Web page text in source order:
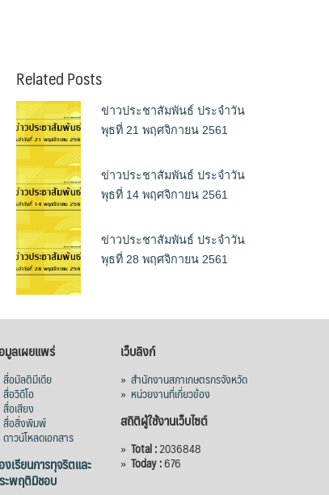
Related Posts
ข่าวประชาสัมพันธ์ ประจำวัน
พุธที่ 21 พฤศจิกายน 2561
ข่าวประชาสัมพันธ์ ประจำวัน
พุธที่ 14 พฤศจิกายน 2561
ข่าวประชาสัมพันธ์ ประจำวัน
พุธที่ 28 พฤศจิกายน 2561
มูลเผยแพร่
สื่อมัลติมีเดีย
สื่อวิดีโอ
สื่อเสียง
สื่อสิ่งพิมพ์
ดาวน์โหลดเอกสาร
งเรียนการทุจริตและ
ะพฤติมิชอบ
เว็บลิงก์
» สำนักงานสภาเกษตรกรจังหวัด
» หน่วยงานที่เกี่ยวข้อง
สถิติผู้ใช้งานเว็บไซต์
» Total :2036848
» Today :676